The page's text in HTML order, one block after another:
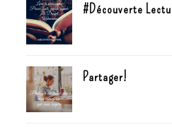
#Découverte
Partager!